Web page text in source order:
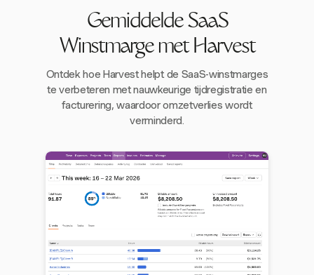
Gemiddelde SaaS
Winstmarge met Harvest
Ontdek hoe Harvest helpt de SaaS-winstmarges
te verbeteren met nauwkeurige tijdregistratie en
facturering, waardoor omzetverlies wordt
verminderd.